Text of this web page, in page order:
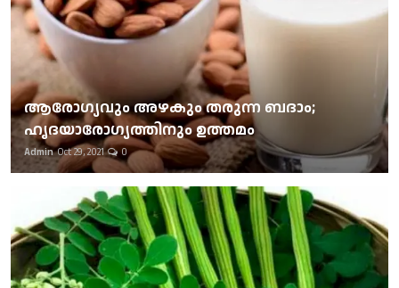
ആരോഗ്യവും അഴകും തരുന്ന ബദാം;
ഹൃദയാരോഗ്യത്തിനും ഉത്തമം
Admin Oct 29, 2021 0